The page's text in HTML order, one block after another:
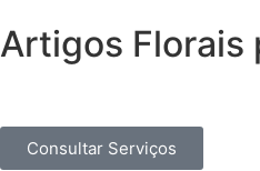
Artigos Florais
Consultar Serviços